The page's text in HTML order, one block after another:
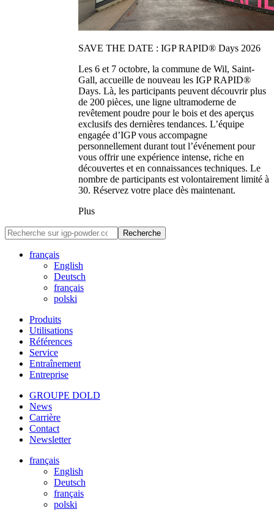
SAVE THE DATE : IGP RAPID® Days 2026
Les 6 et 7 octobre, la commune de Wil, Saint-
Gall, accueille de nouveau les IGP RAPID®
Days. Là, les participants peuvent découvrir plus
de 200 pièces, une ligne ultramoderne de
revêtement poudre pour le bois et des aperçus
exclusifs des dernières tendances. L’équipe
engagée d’IGP vous accompagne
personnellement durant tout l’événement pour
vous offrir une expérience intense, riche en
découvertes et en connaissances techniques. Le
nombre de participants est volontairement limité à
30. Réservez votre place dès maintenant.
Plus
Recherche
français
English
Deutsch
français
polski
Produits
Utilisations
Références
Service
Entraînement
Entreprise
GROUPE DOLD
News
Carrière
Contact
Newsletter
français
English
Deutsch
français
polski